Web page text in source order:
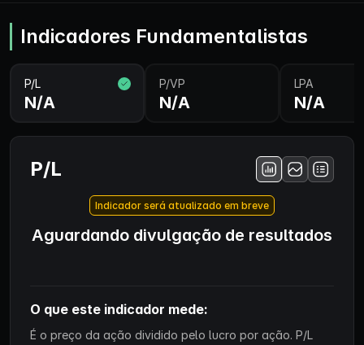
Indicadores Fundamentalistas
P/L
N/A
P/VP
N/A
LPA
N/A
P/L
Indicador será atualizado em breve
Aguardando divulgação de resultados
O que este indicador mede:
É o preço da ação dividido pelo lucro por ação. P/L